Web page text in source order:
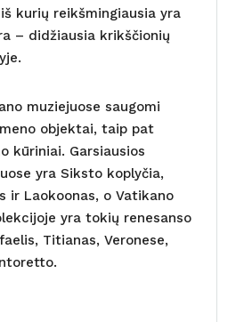
kurių reikšmingiausia yra
– didžiausia krikščionių
muziejuose saugomi
objektai, taip pat
kūriniai. Garsiausios
yra Siksto koplyčia,
ir Laokoonas, o Vatikano
yra tokių renesanso
Titianas, Veronese,